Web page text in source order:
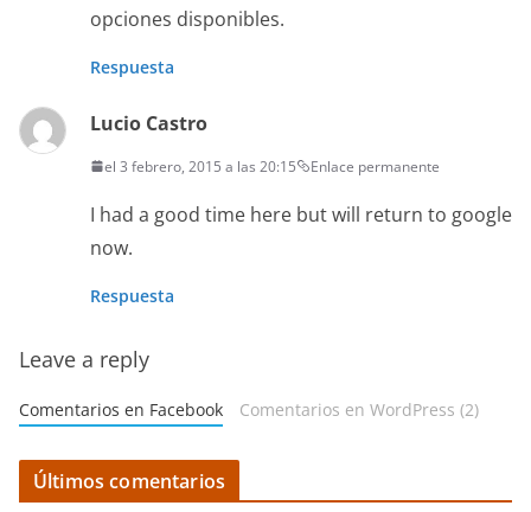
opciones disponibles.
Respuesta
Lucio Castro
el 3 febrero, 2015 a las 20:15 Enlace permanente
I had a good time here but will return to google
now.
Respuesta
Leave a reply
Comentarios en Facebook Comentarios en WordPress (2)
Últimos comentarios